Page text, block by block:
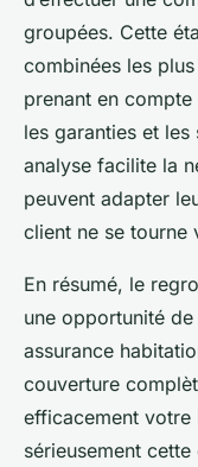
groupées. Cette
combinées les
prenant en
les garanties et
analyse facilite la
peuvent adapter
client ne se tourne
En résumé, le
une opportunité
assurance
couverture
efficacement votre
sérieusement